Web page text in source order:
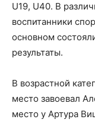
U19, U40. В
воспитанники
основном
результаты.
В возрастной
место завоевал
место у Артура